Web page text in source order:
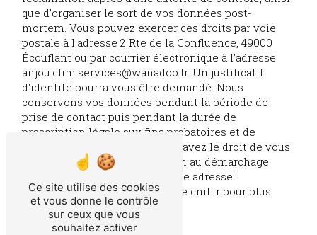
que d’organiser le sort de vos données post-
mortem. Vous pouvez exercer ces droits par voie
postale à l'adresse 2 Rte de la Confluence, 49000
Écouflant ou par courrier électronique à l'adresse
anjou.clim.services@wanadoo.fr. Un justificatif
d'identité pourra vous être demandé. Nous
conservons vos données pendant la période de
prise de contact puis pendant la durée de
prescription légale aux fins probatoires et de
gestion des contentieux. Vous avez le droit de vous
inscrire sur la liste d'opposition au démarchage
téléphonique, disponible à cette adresse:
Bloctel.gouv.fr. Consultez le site cnil.fr pour plus
d’informations sur vos droits.
Ce site utilise des cookies
et vous donne le contrôle
sur ceux que vous
souhaitez activer